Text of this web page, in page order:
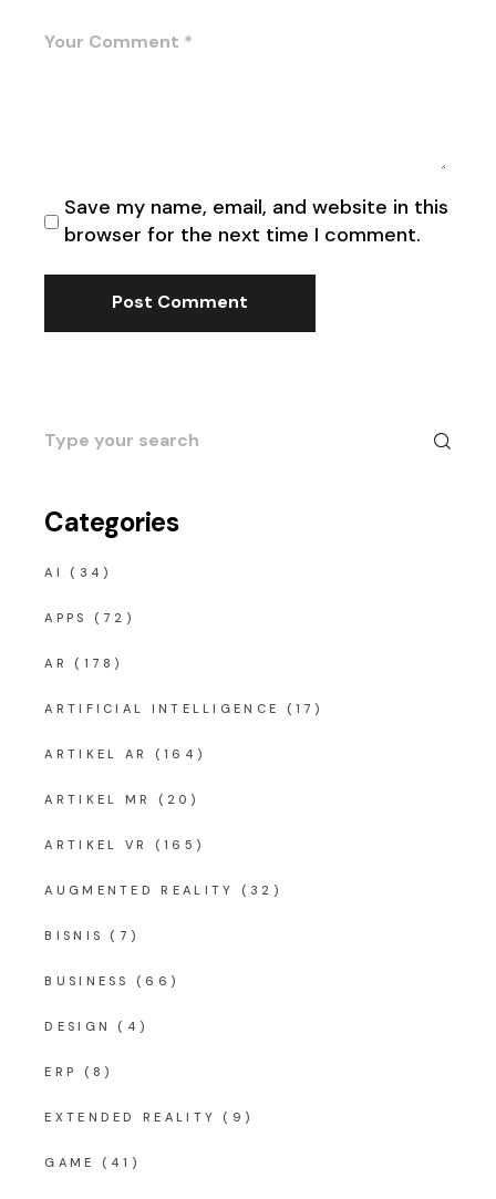
Save my name, email, and website in this
browser for the next time I comment.
Post Comment
Search
for:
Categories
AI (34)
APPS (72)
AR (178)
ARTIFICIAL INTELLIGENCE (17)
ARTIKEL AR (164)
ARTIKEL MR (20)
ARTIKEL VR (165)
AUGMENTED REALITY (32)
BISNIS (7)
BUSINESS (66)
DESIGN (4)
ERP (8)
EXTENDED REALITY (9)
GAME (41)